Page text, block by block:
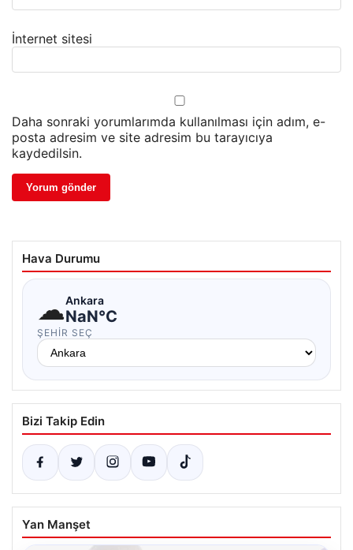
İnternet sitesi
Daha sonraki yorumlarımda kullanılması için adım, e-
posta adresim ve site adresim bu tarayıcıya
kaydedilsin.
Hava Durumu
☁Ankara
NaN°C
ŞEHIR SEÇ
Bizi Takip Edin
Yan Manşet